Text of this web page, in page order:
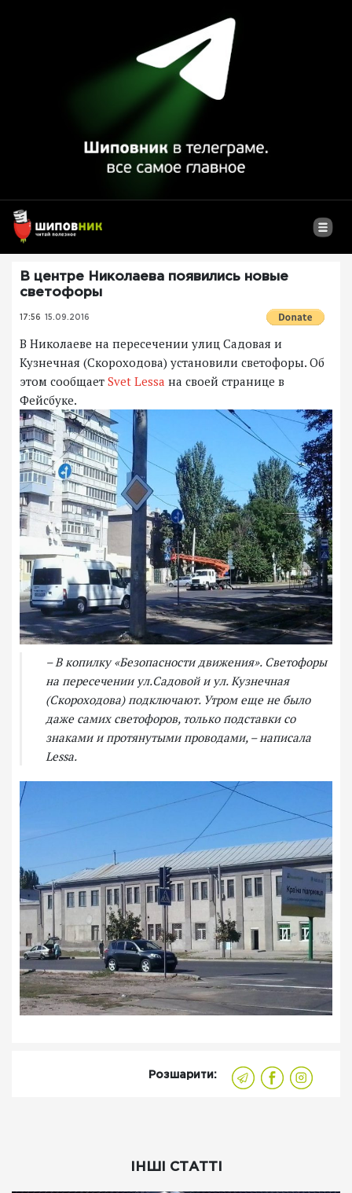
В центре Николаева появились новые
светофоры
17:56 15.09.2016
В Николаеве на пересечении улиц Садовая и
Кузнечная (Скороходова) установили светофоры. Об
этом сообщает Svet Lessa на своей странице в
Фейсбуке.
– В копилку «Безопасности движения». Светофоры
на пересечении ул.Садовой и ул. Кузнечная
(Скороходова) подключают. Утром еще не было
даже самих светофоров, только подставки со
знаками и протянутыми проводами, – написала
Lessa.
Розшарити:
ІНШІ СТАТТІ